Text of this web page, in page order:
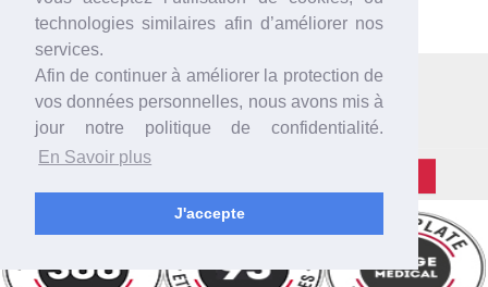
technologies similaires afin d’améliorer nos
services.
Afin de continuer à améliorer la protection de
vos données personnelles, nous avons mis à
jour notre politique de confidentialité.
En Savoir plus
J'accepte
Retrouvez la Power Plate testée par les blogueurs
Les Centres Power Plate
près de chez vous